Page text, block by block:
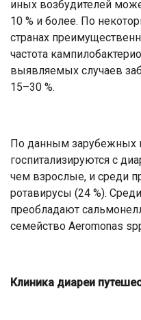
иных возбудителей
10 % и более. По
странах
частота
выявляемых случаев
15–30 %.
По данным зарубежных
госпитализируются с
чем взрослые, и среди
ротавирусы (24 %).
преобладают
семейство Aeromonas
Клиника диареи